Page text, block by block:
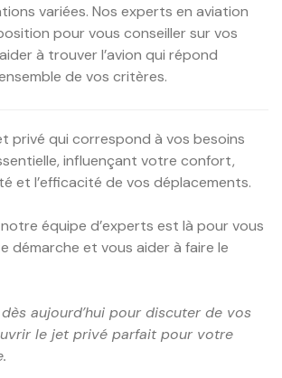
variées. Nos experts en aviation
pour vous conseiller sur vos
à trouver l’avion qui répond
de vos critères.
privé qui correspond à vos besoins
influençant votre confort,
et l’efficacité de vos déplacements.
équipe d’experts est là pour vous
démarche et vous aider à faire le
aujourd’hui pour discuter de vos
le jet privé parfait pour votre